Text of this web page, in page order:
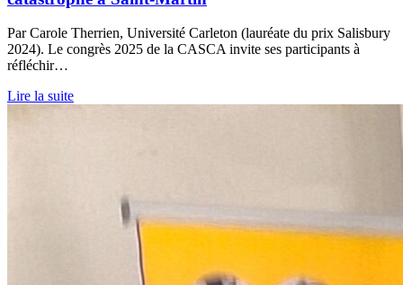
Par Carole Therrien, Université Carleton (lauréate du prix Salisbury
2024). Le congrès 2025 de la CASCA invite ses participants à
réfléchir…
Lire la suite